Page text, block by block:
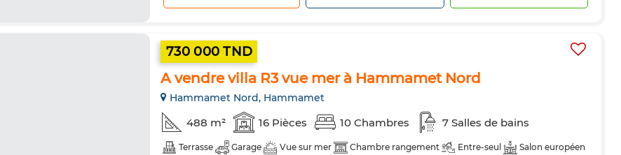
730 000 TND
A vendre villa R3 vue mer à Hammamet Nord
Hammamet Nord, Hammamet
488 m² 16 Pièces 10 Chambres 7 Salles de bains
Terrasse Garage Vue sur mer Chambre rangement Entre-seul
Salon européen